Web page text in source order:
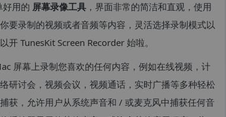
好用的 屏幕录像工具 ，界面非常的简洁和直观，使用
要录制的视频或者音频等内容，灵活选择录制模式以
TunesKit Screen Recorder 始啦。
屏幕上录制您喜欢的任何内容，例如在线视频，计
研讨会，视频会议，视频通话，实时广播等多种轻松
获，允许用户从系统声音和 / 或麦克风中捕获任何音